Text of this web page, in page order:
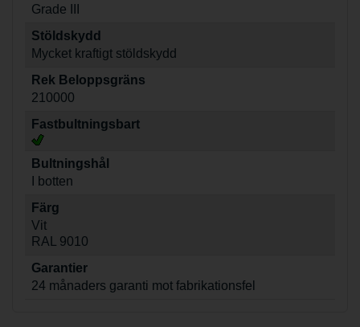
Grade III
Stöldskydd
Mycket kraftigt stöldskydd
Rek Beloppsgräns
210000
Fastbultningsbart
Bultningshål
I botten
Färg
Vit
RAL 9010
Garantier
24 månaders garanti mot fabrikationsfel